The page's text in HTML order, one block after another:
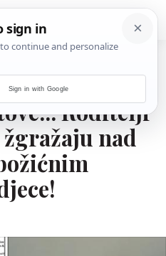
satove,
Roditelji
nad
Sign in with Google